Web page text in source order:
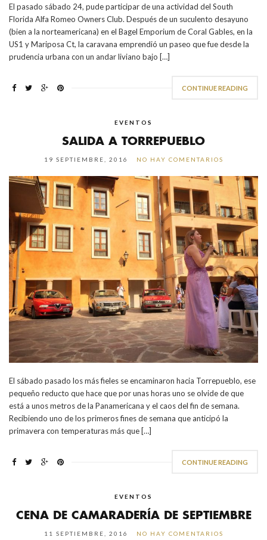
El pasado sábado 24, pude participar de una actividad del South
Florida Alfa Romeo Owners Club. Después de un suculento desayuno
(bien a la norteamericana) en el Bagel Emporium de Coral Gables, en la
US1 y Mariposa Ct, la caravana emprendió un paseo que fue desde la
prudencia urbana con un andar liviano bajo […]
CONTINUE READING
EVENTOS
SALIDA A TORREPUEBLO
19 SEPTIEMBRE, 2016 NO HAY COMENTARIOS
El sábado pasado los más fieles se encaminaron hacia Torrepueblo, ese
pequeño reducto que hace que por unas horas uno se olvide de que
está a unos metros de la Panamericana y el caos del fin de semana.
Recibiendo uno de los primeros fines de semana que anticipó la
primavera con temperaturas más que […]
CONTINUE READING
EVENTOS
CENA DE CAMARADERÍA DE SEPTIEMBRE
11 SEPTIEMBRE, 2016 NO HAY COMENTARIOS